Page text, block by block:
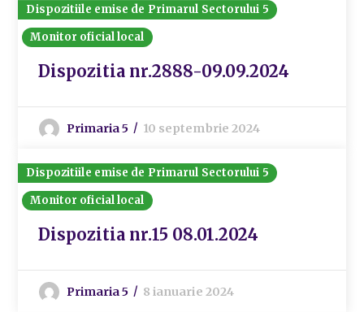
Dispozitiile emise de Primarul Sectorului 5
Monitor oficial local
Dispozitia nr.2888-09.09.2024
Primaria 5 10 septembrie 2024
Dispozitiile emise de Primarul Sectorului 5
Monitor oficial local
Dispozitia nr.15 08.01.2024
Primaria 5 8 ianuarie 2024